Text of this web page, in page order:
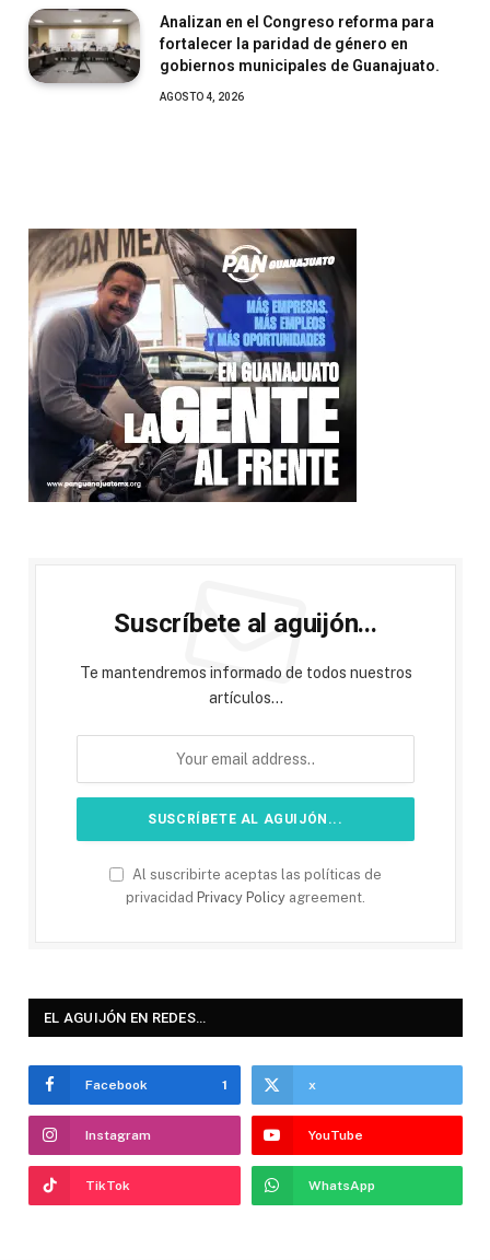
Analizan en el Congreso reforma para
fortalecer la paridad de género en
gobiernos municipales de Guanajuato.
AGOSTO 4, 2026
Suscríbete al aguijón...
Te mantendremos informado de todos nuestros
artículos...
Al suscribirte aceptas las políticas de
privacidad Privacy Policy agreement.
EL AGUIJÓN EN REDES…
Facebook 1 x
Instagram YouTube
TikTok WhatsApp